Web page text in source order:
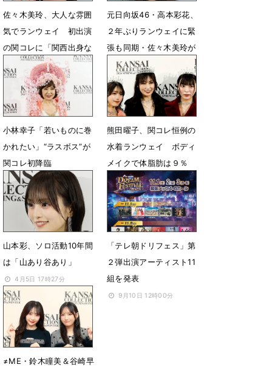
佐々木美玲、大人な雰囲
気でランウェイ 初出演
の関コレに「関西出身な
ので嬉しい」
4月13日 06時50分
元日向坂46・高本彩花、
２年ぶりランウェイに緊
張も同期・佐々木美玲が
支えに
4月13日 06時40分
小林幸子「若いものに巻
かれたい」“ラスボス”が
関コレ初降臨
4月6日 17時00分
熊田曜子、関コレ恒例の
水着ランウェイ ボディ
メイクで体脂肪は９％
4月6日 10時12分
山本彩、ソロ活動10年間
は「山あり谷あり」
4月5日 17時27分
「テレ朝ドリフェス」第
２弾出演アーティスト11
組を発表
9月10日 12時00分
≠ME・鈴木瞳美＆谷崎早